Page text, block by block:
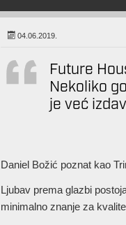
04.06.2019.
Future
Nekoliko
je već
Daniel Božić poznat kao
Ljubav prema glazbi
minimalno znanje za